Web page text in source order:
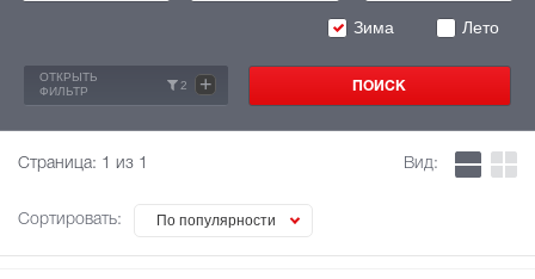
Зима Лето
ОТКРЫТЬ
ФИЛЬТР
2 +
Страница: 1 из 1
Сортировать: По популярности
Вид: